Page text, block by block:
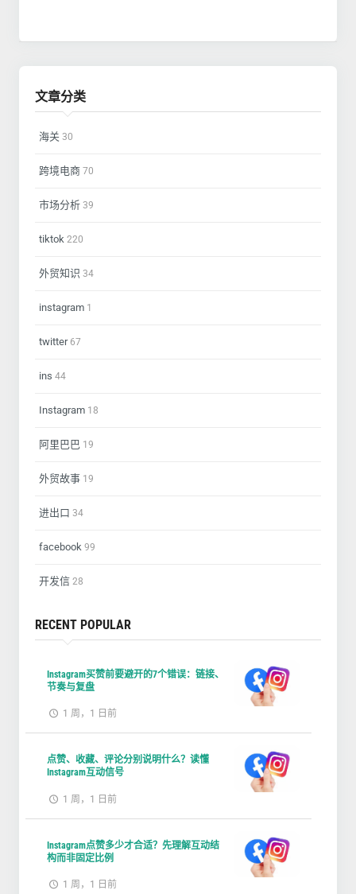
文章分类
海关 30
跨境电商 70
市场分析 39
tiktok 220
外贸知识 34
instagram 1
twitter67
ins 44
Instagram 18
阿里巴巴 19
外贸故事 19
进出口 34
facebook 99
开发信 28
RECENT POPULAR
Instagram买赞前要避开的7个错误：链接、
节奏与复盘
1 周，1 日前
点赞、收藏、评论分别说明什么？读懂
Instagram互动信号
1 周，1 日前
Instagram点赞多少才合适？先理解互动结
构而非固定比例
1 周，1 日前